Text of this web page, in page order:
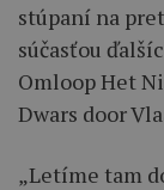
stúpaní na
súčasťou
Omloop Het
Dwars door
„Letíme tam